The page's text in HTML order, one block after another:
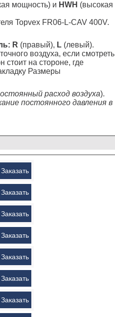
мощность) и HWH (высокая
Topvex FR06-L-CAV 400V.
R (правый), L(левый).
воздуха, если смотреть
стоит на стороне, где
Размеры
расход воздуха).
постоянного давления в
Заказать
Заказать
Заказать
Заказать
Заказать
Заказать
Заказать